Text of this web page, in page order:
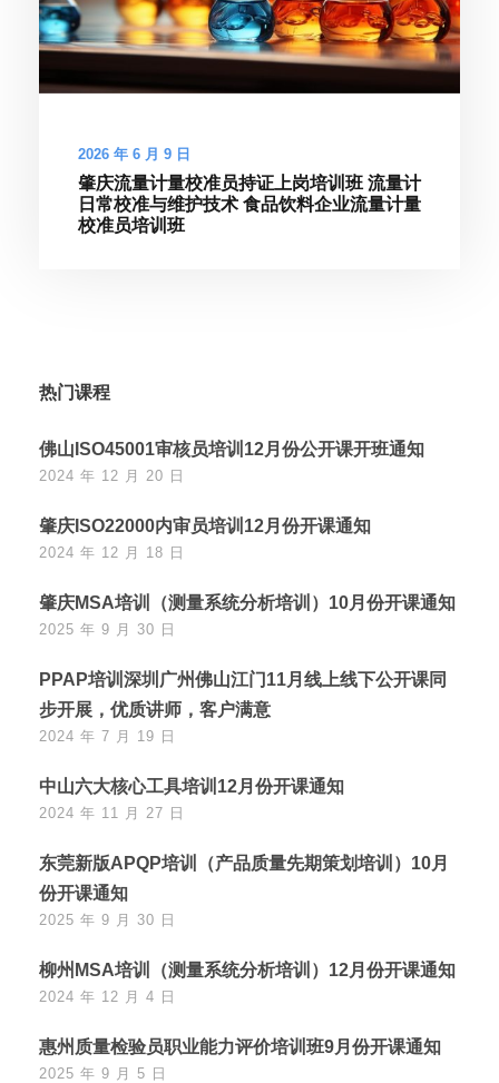
2026 年 6 月 9 日
肇庆流量计量校准员持证上岗培训班 流量计
日常校准与维护技术 食品饮料企业流量计量
校准员培训班
热门课程
佛山ISO45001审核员培训12月份公开课开班通知
2024 年 12 月 20 日
肇庆ISO22000内审员培训12月份开课通知
2024 年 12 月 18 日
肇庆MSA培训（测量系统分析培训）10月份开课通知
2025 年 9 月 30 日
PPAP培训深圳广州佛山江门11月线上线下公开课同
步开展，优质讲师，客户满意
2024 年 7 月 19 日
中山六大核心工具培训12月份开课通知
2024 年 11 月 27 日
东莞新版APQP培训（产品质量先期策划培训）10月
份开课通知
2025 年 9 月 30 日
柳州MSA培训（测量系统分析培训）12月份开课通知
2024 年 12 月 4 日
惠州质量检验员职业能力评价培训班9月份开课通知
2025 年 9 月 5 日